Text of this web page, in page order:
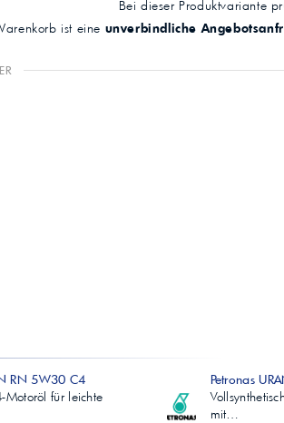
Bei dieser Produktvariante
ist eine unverbindliche
RN 5W30 C4
Motoröl für leichte
Petronas
mit…